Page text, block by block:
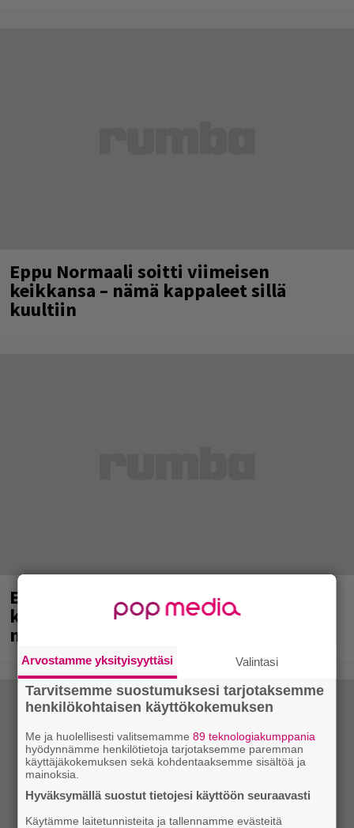
Eppu Normaali soitti viimeisen
keikkansa – nämä kappaleet sillä
kuultiin
Eppu Normaali soitti viimeisen
konserttinsa koskaan – Yle Areenassa
nyt dokumentti bändistä
Arvostamme yksityisyyttäsi Valintasi
Tarvitsemme suostumuksesi tarjotaksemme
henkilökohtaisen käyttökokemuksen
Me ja huolellisesti valitsemamme89 teknologiakumppania
hyödynnämme henkilötietoja tarjotaksemme paremman
käyttäjäkokemuksen sekä kohdentaaksemme sisältöä ja
mainoksia.
Hyväksymällä suostut tietojesi käyttöön seuraavasti
Käytämme laitetunnisteita ja tallennamme evästeitä